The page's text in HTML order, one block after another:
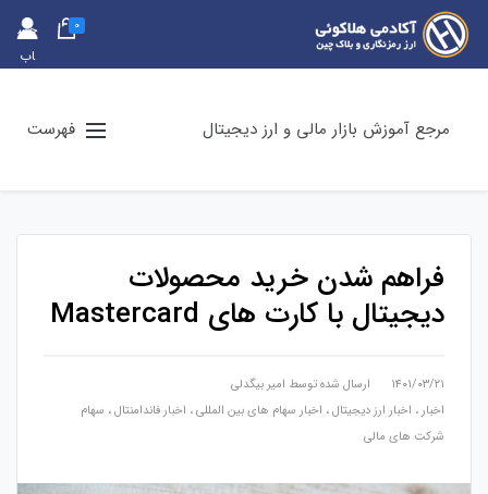
حس
اب
0
مرجع آموزش بازار مالی و ارز دیجیتال فهرست
فراهم شدن خرید محصولات
دیجیتال با کارت های Mastercard
۱۴۰۱/۰۳/۲۱ ارسال شده توسط امیر بیگدلی
اخبار ، اخبار ارز دیجیتال، اخبار سهام های بین المللی، اخبار فاندامنتال، سهام
شرکت های مالی